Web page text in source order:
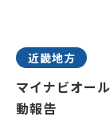
近畿地方
マイナビオー
動報告